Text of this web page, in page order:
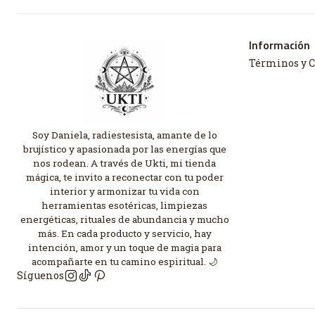
Soy Daniela, radiestesista, amante de lo
brujístico y apasionada por las energías que
nos rodean. A través de Ukti, mi tienda
mágica, te invito a reconectar con tu poder
interior y armonizar tu vida con
herramientas esotéricas, limpiezas
energéticas, rituales de abundancia y mucho
más. En cada producto y servicio, hay
intención, amor y un toque de magia para
acompañarte en tu camino espiritual. 🌙
Síguenos
Información
Términos y